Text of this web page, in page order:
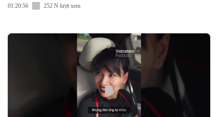
01:20:56 252 N lượt xem